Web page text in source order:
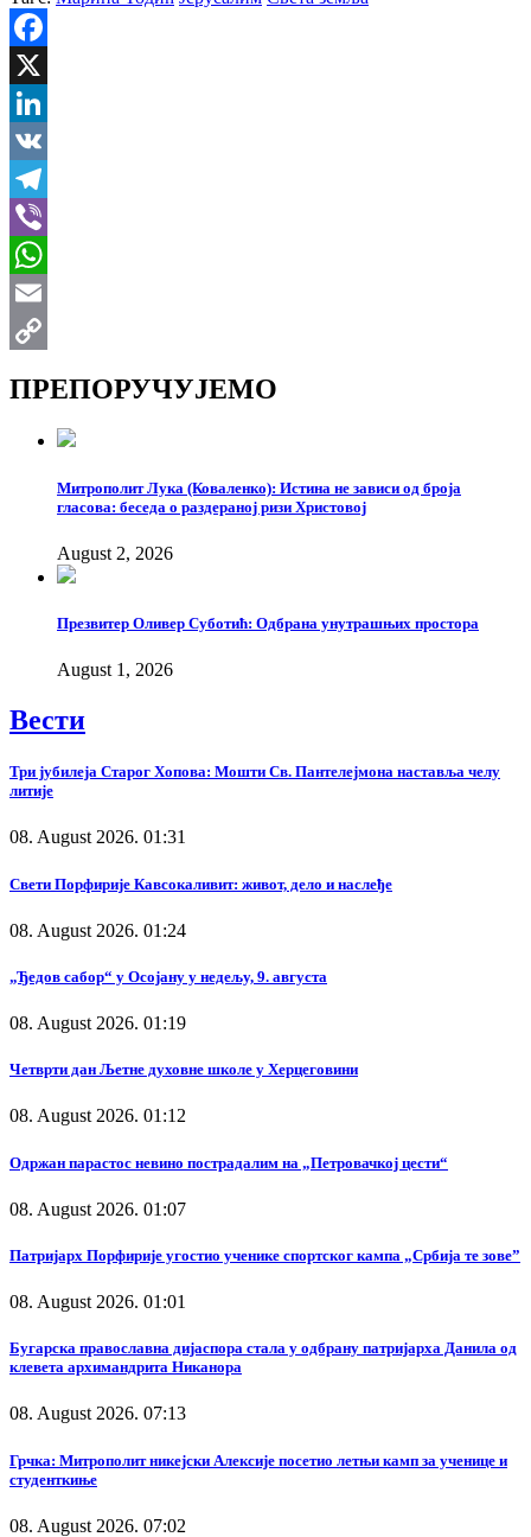
Facebook
X
LinkedIn
VK
Telegram
Viber
WhatsApp
Email
ПРЕПОРУЧУЈЕМО
Митрополит Лука (Коваленко): Истина не зависи од броја
гласова: беседа о раздераној ризи Христовој
August 2, 2026
Презвитер Оливер Суботић: Одбрана унутрашњих простора
August 1, 2026
Вести
Три јубилеја Старог Хопова: Мошти Св. Пантелејмона наставља челу
литије
08. August 2026. 01:31
Свети Порфирије Кавсокаливит: живот, дело и наслеђе
08. August 2026. 01:24
„Ђедов сабор“ у Осојану у недељу, 9. августа
08. August 2026. 01:19
Четврти дан Љетне духовне школе у Херцеговини
08. August 2026. 01:12
Одржан парастос невино пострадалим на „Петровачкој цести“
08. August 2026. 01:07
Патријарх Порфирије угостио ученике спортског кампа „Србија те зове”
08. August 2026. 01:01
Бугарска православна дијаспора стала у одбрану патријарха Данила од
клевета архимандрита Никанора
08. August 2026. 07:13
Грчка: Митрополит никејски Алексије посетио летњи камп за ученице и
студенткиње
08. August 2026. 07:02